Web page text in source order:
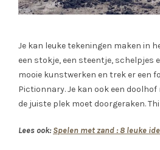
Je kan leuke tekeningen maken in
een stokje, een steentje, schelpjes
mooie kunstwerken en trek er een
Pictionnary. Je kan ook een
de juiste plek moet doorgeraken.
Lees ook:Spelen met zand : 8 leuke